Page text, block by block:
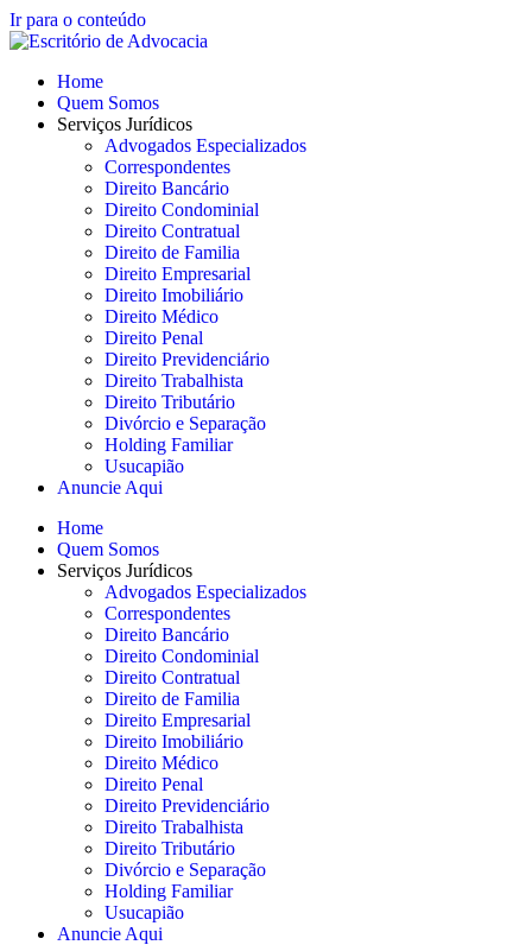
Ir para o conteúdo
Home
Quem Somos
Serviços Jurídicos
Advogados Especializados
Correspondentes
Direito Bancário
Direito Condominial
Direito Contratual
Direito de Familia
Direito Empresarial
Direito Imobiliário
Direito Médico
Direito Penal
Direito Previdenciário
Direito Trabalhista
Direito Tributário
Divórcio e Separação
Holding Familiar
Usucapião
Anuncie Aqui
Home
Quem Somos
Serviços Jurídicos
Advogados Especializados
Correspondentes
Direito Bancário
Direito Condominial
Direito Contratual
Direito de Familia
Direito Empresarial
Direito Imobiliário
Direito Médico
Direito Penal
Direito Previdenciário
Direito Trabalhista
Direito Tributário
Divórcio e Separação
Holding Familiar
Usucapião
Anuncie Aqui